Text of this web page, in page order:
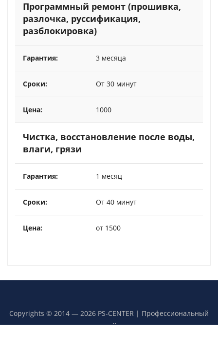
Программный ремонт (прошивка,
разлочка, руссификация,
разблокировка)
3 месяца
От 30 минут
1000
Чистка, восстановление после воды,
влаги, грязи
1 месяц
От 40 минут
от 1500
Copyrights © 2014 — 2026 PS-CENTER | Профессиональный
сервисный центр